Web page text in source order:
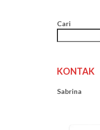
Cari
KONTAK
Sabrina